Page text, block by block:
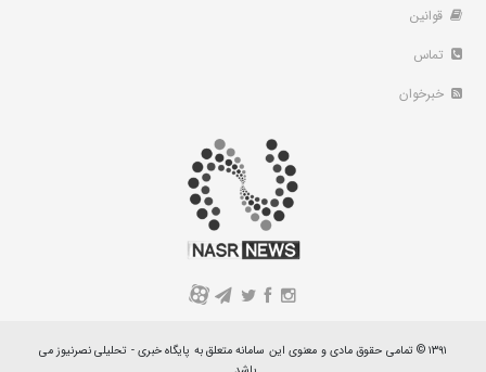
قوانین
تماس
خبرخوان
A
۱۳۹۱ © تمامی حقوق مادی و معنوی این سامانه متعلق به پایگاه خبری - تحلیلی نصرنیوز می